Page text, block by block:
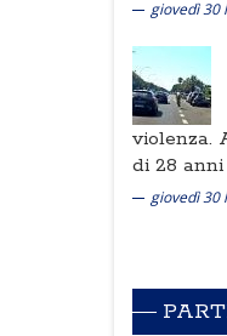
giovedì 30
violenza.
di 28 anni
giovedì 30